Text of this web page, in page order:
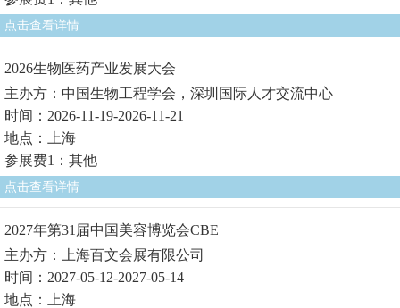
点击查看详情
2026生物医药产业发展大会
主办方：中国生物工程学会，深圳国际人才交流中心
时间：2026-11-19-2026-11-21
地点：上海
参展费1：其他
点击查看详情
2027年第31届中国美容博览会CBE
主办方：上海百文会展有限公司
时间：2027-05-12-2027-05-14
地点：上海